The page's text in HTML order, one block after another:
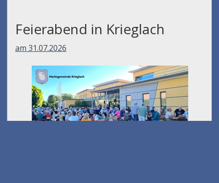
Feierabend in Krieglach
am 31.07.2026